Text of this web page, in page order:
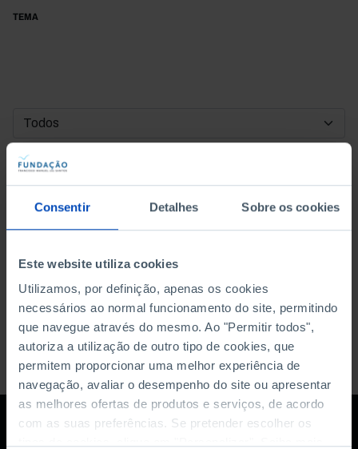
Consentir Detalhes Sobre os cookies
Este website utiliza cookies
Utilizamos, por definição, apenas os cookies
necessários ao normal funcionamento do site, permitindo
que navegue através do mesmo. Ao "Permitir todos",
autoriza a utilização de outro tipo de cookies, que
permitem proporcionar uma melhor experiência de
navegação, avaliar o desempenho do site ou apresentar
as melhores ofertas de produtos e serviços, de acordo
com as suas preferências. Se pretender escolher os
TEMA
DATA DE INÍCIO
DATA DE FIM